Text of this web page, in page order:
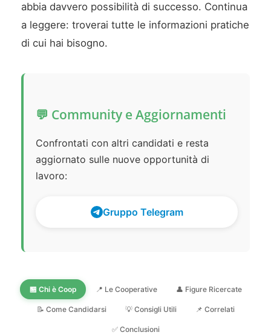
abbia davvero possibilità di successo. Continua
a leggere: troverai tutte le informazioni pratiche
di cui hai bisogno.
💬 Community e Aggiornamenti
Confrontati con altri candidati e resta
aggiornato sulle nuove opportunità di
lavoro:
Gruppo Telegram
🏪 Chi è Coop 📍 Le Cooperative 👤 Figure Ricercate
📝 Come Candidarsi 💡 Consigli Utili 📌 Correlati
✅ Conclusioni